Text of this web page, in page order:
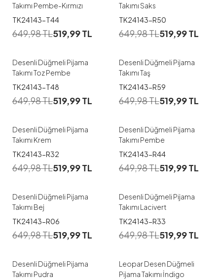
Takımı Pembe-Kırmızı
TK24143-T44
649,98TL519,99TL
Takımı Saks
TK24143-R50
649,98TL519,99TL
M L XL
Desenli Düğmeli Pijama
Takımı Toz Pembe
TK24143-T48
649,98TL519,99TL
M L XL
Desenli Düğmeli Pijama
Takımı Taş
TK24143-R59
649,98TL519,99TL
M L XL
Desenli Düğmeli Pijama
Takımı Krem
TK24143-R32
649,98TL519,99TL
M L XL
Desenli Düğmeli Pijama
Takımı Pembe
TK24143-R44
649,98TL519,99TL
M L XL
Desenli Düğmeli Pijama
Takımı Bej
TK24143-R06
649,98TL519,99TL
M L XL
Desenli Düğmeli Pijama
Takımı Lacivert
TK24143-R33
649,98TL519,99TL
M L XL
Desenli Düğmeli Pijama
Takımı Pudra
M L XL
Leopar Desen Düğmeli
Pijama Takımı İndigo